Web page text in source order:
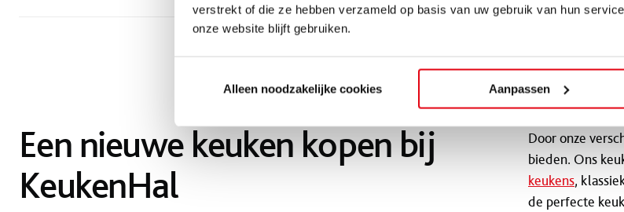
verstrekt of die ze hebben verzameld op basis van uw gebruik van hun
onze website blijft gebruiken.
Alleen noodzakelijke cookies Aanpassen
Een nieuwe keuken kopen bij
KeukenHal
Bent u op
Door onze
bieden. Ons
keukens,
de perfecte